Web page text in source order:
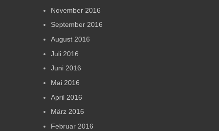
November 2016
September 2016
August 2016
Juli 2016
Juni 2016
Mai 2016
April 2016
März 2016
Februar 2016